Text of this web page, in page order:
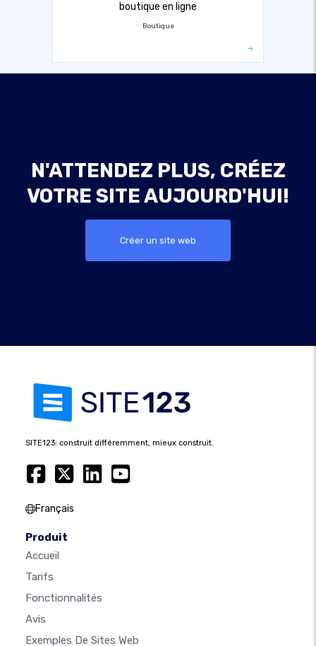
boutique en ligne
Boutique
N'ATTENDEZ PLUS, CRÉEZ
VOTRE SITE AUJOURD'HUI!
Créer un site web
SITE123: construit différemment, mieux construit.
Français
Produit
Accueil
Tarifs
Fonctionnalités
Avis
Exemples De Sites Web